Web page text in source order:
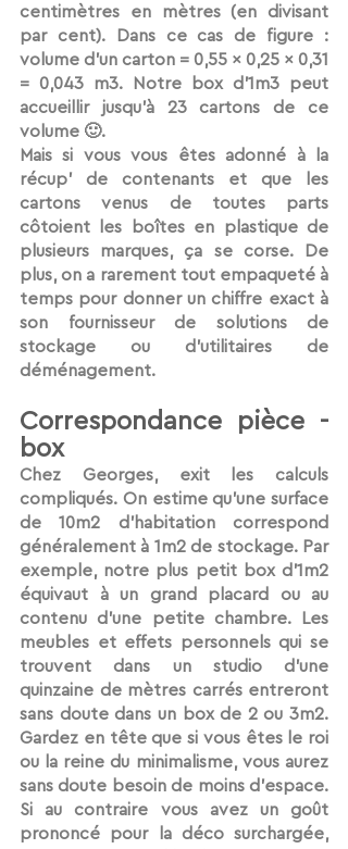
centimètres en mètres (en divisant
par cent). Dans ce cas de figure :
volume d’un carton = 0,55 x 0,25 x 0,31
= 0,043 m3. Notre box d’1m3 peut
accueillir jusqu’à 23 cartons de ce
volume 🙂.
Mais si vous vous êtes adonné à la
récup’ de contenants et que les
cartons venus de toutes parts
côtoient les boîtes en plastique de
plusieurs marques, ça se corse. De
plus, on a rarement tout empaqueté à
temps pour donner un chiffre exact à
son fournisseur de solutions de
stockage ou d’utilitaires de
déménagement.
Correspondance pièce -
box
Chez Georges, exit les calculs
compliqués. On estime qu’une surface
de 10m2 d’habitation correspond
généralement à 1m2 de stockage. Par
exemple, notre plus petit box d’1m2
équivaut à un grand placard ou au
contenu d’une petite chambre. Les
meubles et effets personnels qui se
trouvent dans un studio d’une
quinzaine de mètres carrés entreront
sans doute dans un box de 2 ou 3m2.
Gardez en tête que si vous êtes le roi
ou la reine du minimalisme, vous aurez
sans doute besoin de moins d’espace.
Si au contraire vous avez un goût
prononcé pour la déco surchargée,